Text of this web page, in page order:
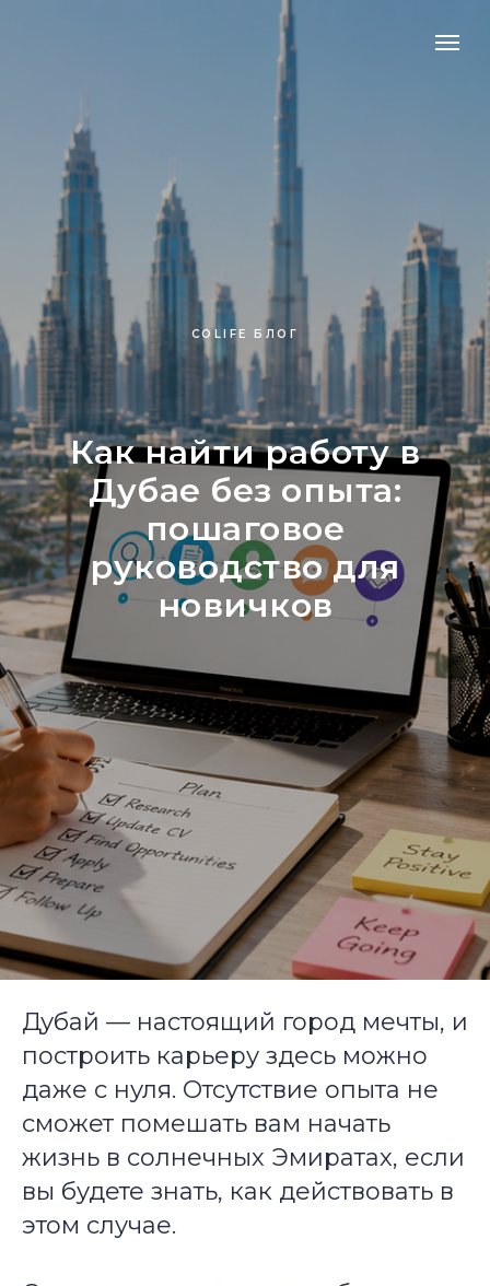
COLIFE БЛОГ
Как найти работу в
Дубае без опыта:
пошаговое
руководство для
новичков
Дубай — настоящий город мечты, и
построить карьеру здесь можно
даже с нуля. Отсутствие опыта не
сможет помешать вам начать
жизнь в солнечных Эмиратах, если
вы будете знать, как действовать в
этом случае.